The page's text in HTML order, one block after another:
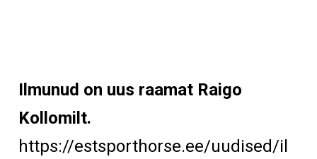
Ilmunud on uus raamat Raigo
Kollomilt.
https://estsporthorse.ee/uudised/il